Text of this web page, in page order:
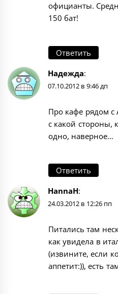
официанты.
150 бат!
Ответить
Надежда:
07.10.2012 в 9:46 дп
Про кафе рядом с
с какой стороны,
одно, наверное…
Ответить
HannaH:
24.03.2012 в 12:26 пп
Питались там
как увидела в
(извините, если
аппетит:)), есть